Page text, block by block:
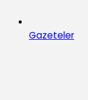
Gazeteler